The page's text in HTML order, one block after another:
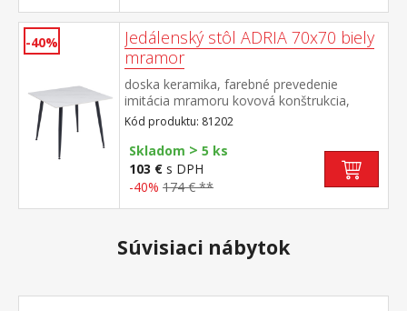
-40%
Jedálenský stôl ADRIA 70x70 biely
mramor
doska keramika, farebné prevedenie
imitácia mramoru kovová konštrukcia,
farebné prevedenie čierna
Kód produktu: 81202
Skladom > 5 ks
103 € s DPH
-40% 174 € **
Súvisiaci nábytok